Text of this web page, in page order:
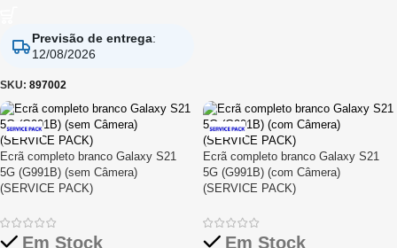
Previsão de entrega:
12/08/2026
SKU: 897002
Ecrã completo branco Galaxy S21
5G (G991B) (sem Câmera)
(SERVICE PACK)
Em Stock
Ecrã completo branco Galaxy S21
5G (G991B) (com Câmera)
(SERVICE PACK)
Em Stock